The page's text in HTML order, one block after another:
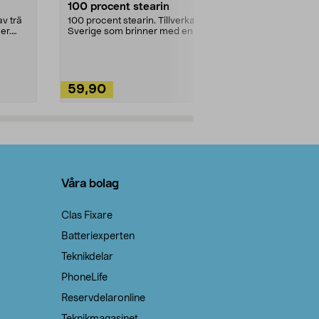
trä
100 procent stearin
100 procent stearin. Tillverkade i
Sverige som brinner med en
59,90
Våra bolag
Clas Fixare
Batteriexperten
Teknikdelar
PhoneLife
Reservdelaronline